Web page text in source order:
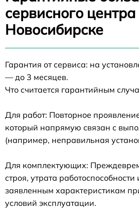
сервисного центра
Новосибирске
Гарантия от сервиса: на
— до 3 месяцев.
Что считается гарантийным
Для работ: Повторное
который напрямую связан с
(например, неправильная
Для комплектующих:
строя, утрата работоспособности
заявленным характеристикам
условий эксплуатации.